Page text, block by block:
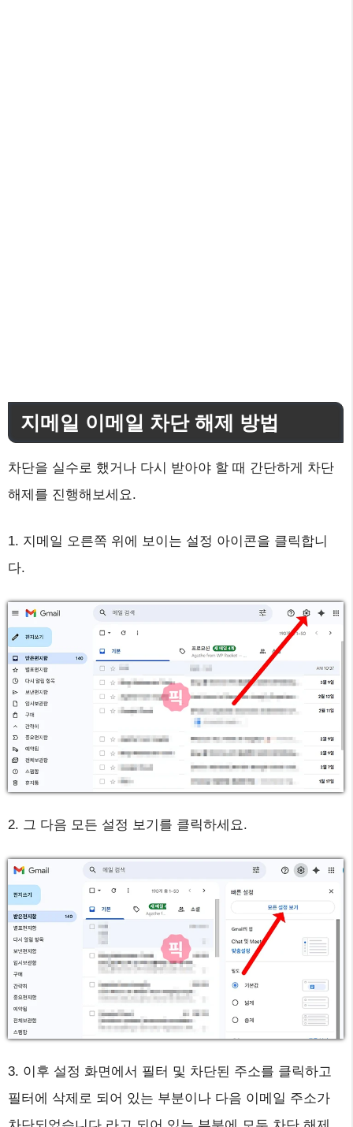
지메일 이메일 차단 해제 방법
차단을 실수로 했거나 다시 받아야 할 때 간단하게 차단
해제를 진행해보세요.
1. 지메일 오른쪽 위에 보이는 설정 아이콘을 클릭합니
다.
2. 그 다음 모든 설정 보기를 클릭하세요.
3. 이후 설정 화면에서 필터 및 차단된 주소를 클릭하고
필터에 삭제로 되어 있는 부분이나 다음 이메일 주소가